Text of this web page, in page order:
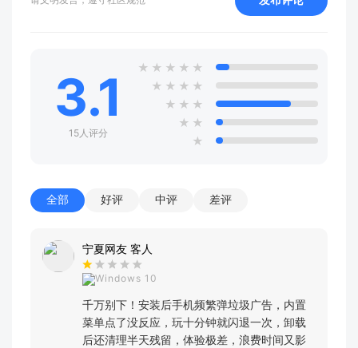
3.1
15人评分
★ ★ ★ ★ ★
★ ★ ★ ★
★ ★ ★
★ ★
★
全部 好评 中评 差评
宁夏网友 客人
Windows 10
千万别下！安装后手机频繁弹垃圾广告，内置
菜单点了没反应，玩十分钟就闪退一次，卸载
后还清理半天残留，体验极差，浪费时间又影